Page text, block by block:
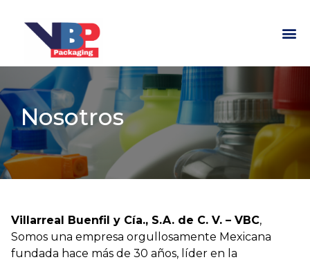
Nosotros
Villarreal Buenfil y Cía., S.A. de C. V. – VBC,
Somos una empresa orgullosamente Mexicana
fundada hace más de 30 años, líder en la